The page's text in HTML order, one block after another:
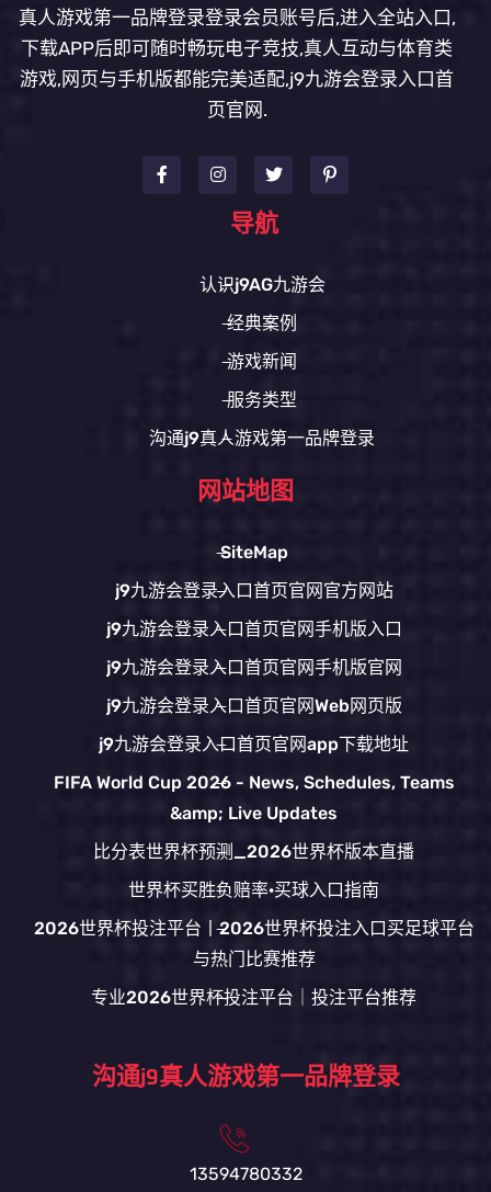
真人游戏第一品牌登录登录会员账号后,进入全站入口,
下载APP后即可随时畅玩电子竞技,真人互动与体育类
游戏,网页与手机版都能完美适配,j9九游会登录入口首
页官网.
导航
认识j9AG九游会
经典案例
游戏新闻
服务类型
沟通j9真人游戏第一品牌登录
网站地图
SiteMap
j9九游会登录入口首页官网官方网站
j9九游会登录入口首页官网手机版入口
j9九游会登录入口首页官网手机版官网
j9九游会登录入口首页官网Web网页版
j9九游会登录入口首页官网app下载地址
FIFA World Cup 2026 - News, Schedules, Teams
&amp; Live Updates
比分表世界杯预测_2026世界杯版本直播
世界杯买胜负赔率·买球入口指南
2026世界杯投注平台丨2026世界杯投注入口买足球平台
与热门比赛推荐
专业2026世界杯投注平台｜投注平台推荐
沟通j9真人游戏第一品牌登录
13594780332